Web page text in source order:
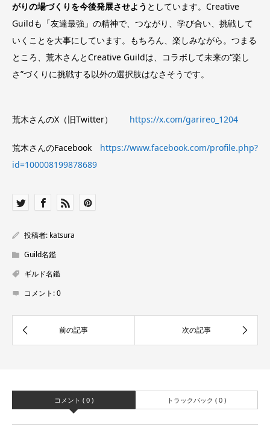
がりの場づくりを今後発展させよう としています。Creative
Guildも「友達最強」の精神で、つながり、学び合い、挑戦して
いくことを大事にしています。もちろん、楽しみながら。つまる
ところ、荒木さんとCreative Guildは、コラボして未来の“楽し
さ”づくりに挑戦する以外の選択肢はなさそうです。
荒木さんのX（旧Twitter） https://x.com/garireo_1204
荒木さんのFacebook https://www.facebook.com/profile.php?
id=100008199878689
投稿者: katsura
Guild名鑑
ギルド名鑑
コメント:0
コメント ( 0 ) トラックバック ( 0 )